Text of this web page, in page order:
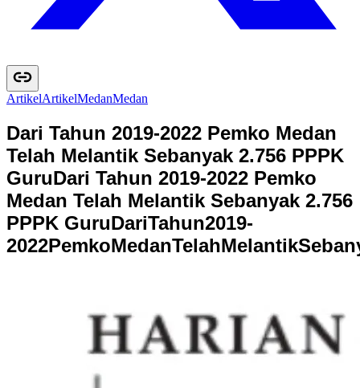
ArtikelArtikelMedanMedan
Dari Tahun 2019-2022 Pemko Medan
Telah Melantik Sebanyak 2.756 PPPK
GuruDari Tahun 2019-2022 Pemko
Medan Telah Melantik Sebanyak 2.756
PPPK GuruDariTahun2019-
2022PemkoMedanTelahMelantikSeban